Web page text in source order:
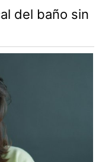
del baño sin